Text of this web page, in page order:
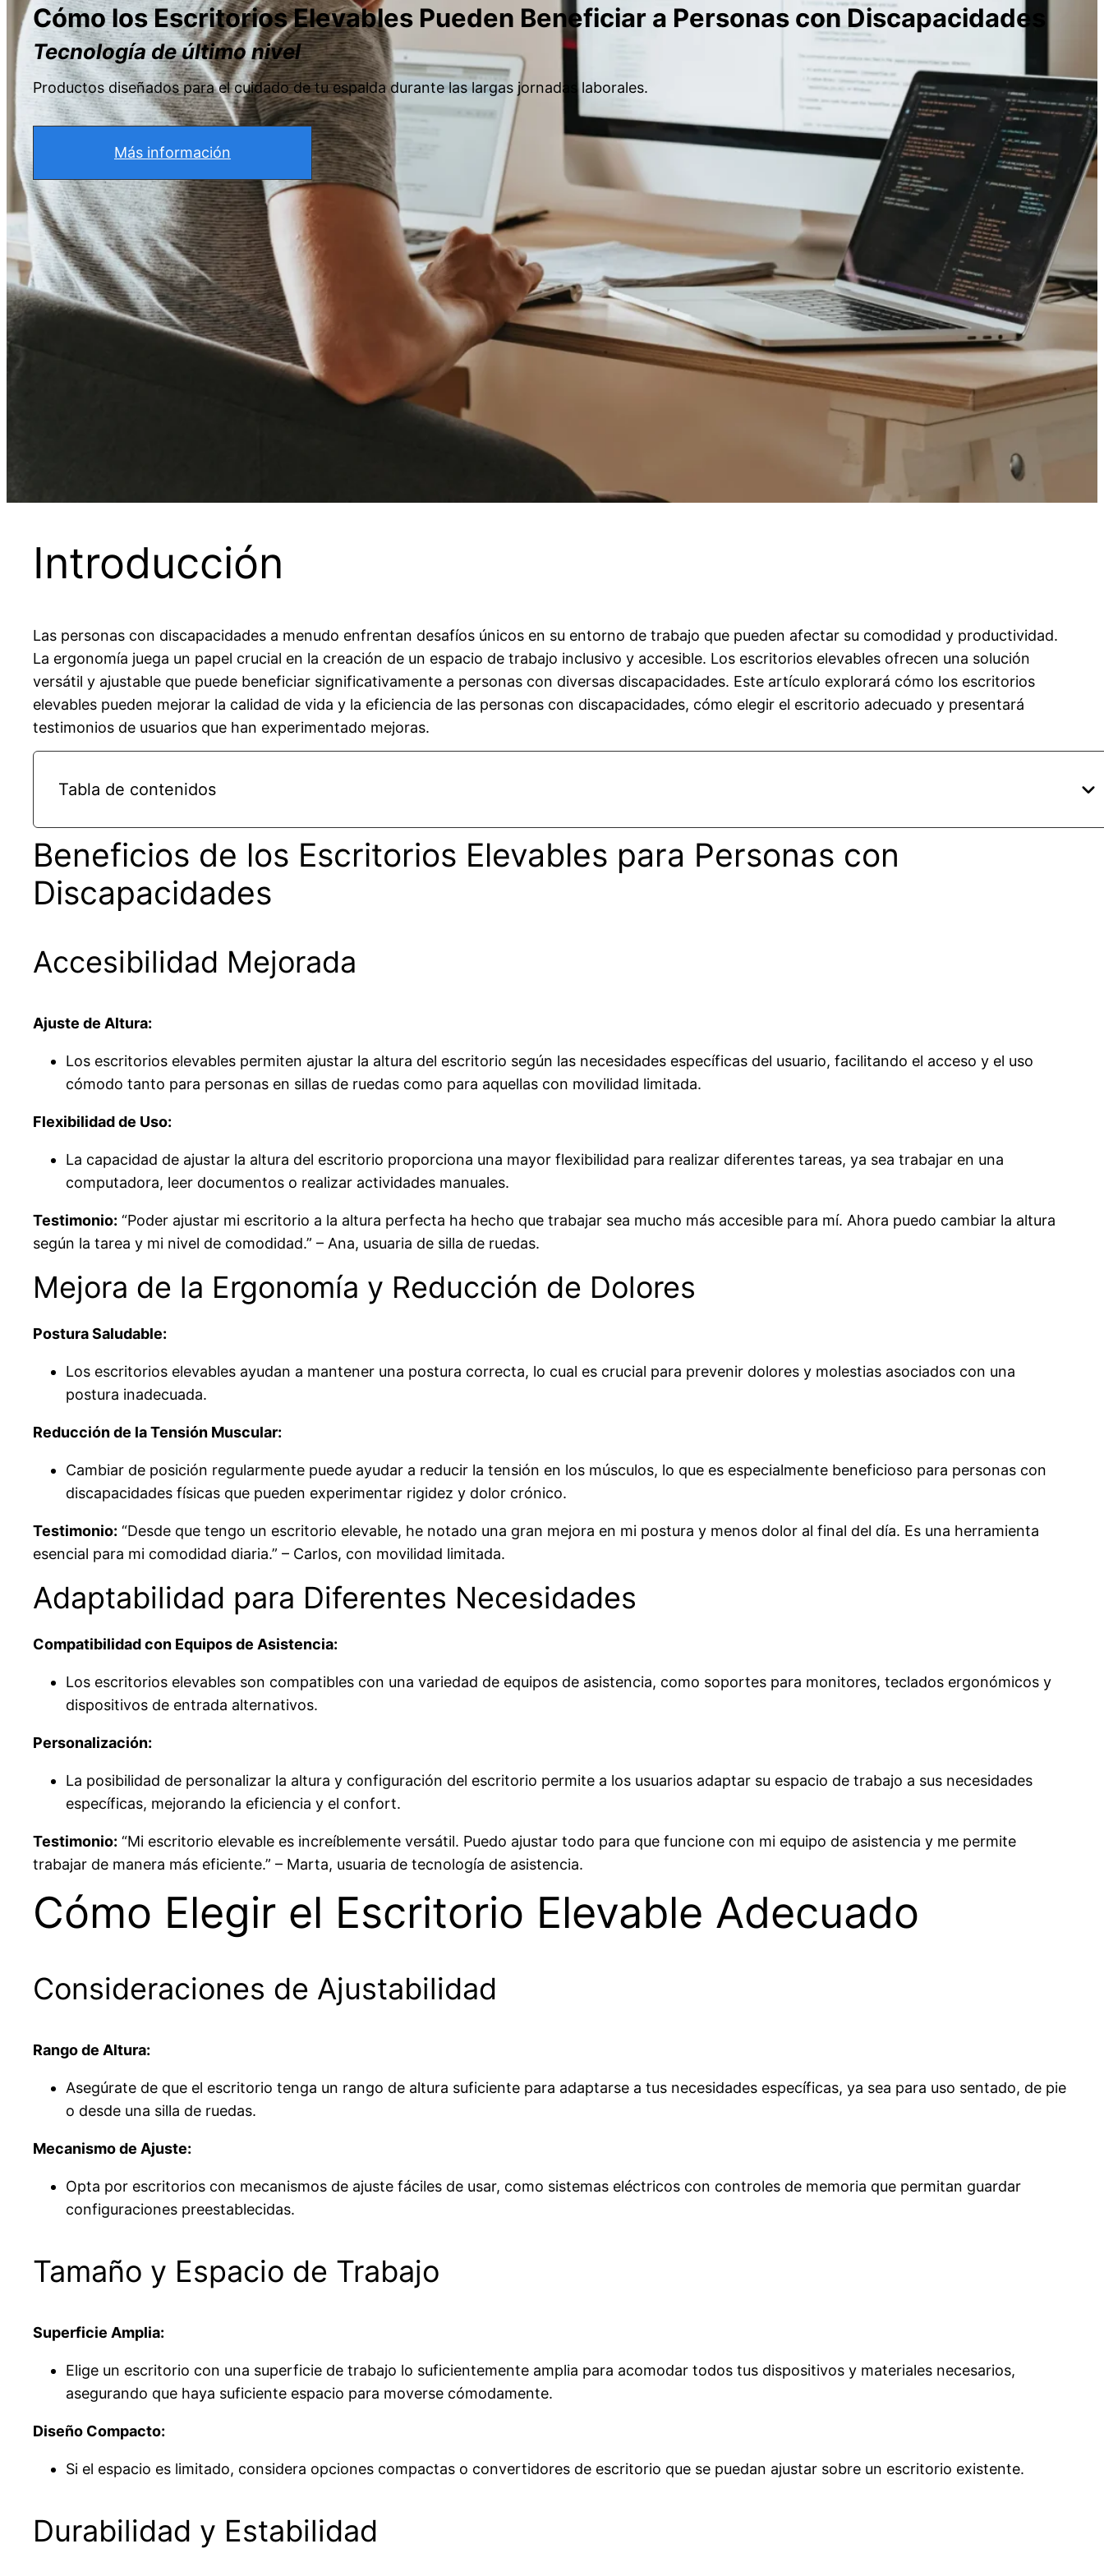
Cómo los Escritorios Elevables Pueden Beneficiar a Personas con Discapacidades
Tecnología de último nivel
Productos diseñados para el cuidado de tu espalda durante las largas jornadas laborales.
Más información
Introducción
Las personas con discapacidades a menudo enfrentan desafíos únicos en su entorno de trabajo que pueden afectar su comodidad y productividad.
La ergonomía juega un papel crucial en la creación de un espacio de trabajo inclusivo y accesible. Los escritorios elevables ofrecen una solución
versátil y ajustable que puede beneficiar significativamente a personas con diversas discapacidades. Este artículo explorará cómo los escritorios
elevables pueden mejorar la calidad de vida y la eficiencia de las personas con discapacidades, cómo elegir el escritorio adecuado y presentará
testimonios de usuarios que han experimentado mejoras.
Tabla de contenidos
Beneficios de los Escritorios Elevables para Personas con
Discapacidades
Accesibilidad Mejorada
Ajuste de Altura:
Los escritorios elevables permiten ajustar la altura del escritorio según las necesidades específicas del usuario, facilitando el acceso y el uso
cómodo tanto para personas en sillas de ruedas como para aquellas con movilidad limitada.
Flexibilidad de Uso:
La capacidad de ajustar la altura del escritorio proporciona una mayor flexibilidad para realizar diferentes tareas, ya sea trabajar en una
computadora, leer documentos o realizar actividades manuales.
Testimonio: “Poder ajustar mi escritorio a la altura perfecta ha hecho que trabajar sea mucho más accesible para mí. Ahora puedo cambiar la altura
según la tarea y mi nivel de comodidad.” – Ana, usuaria de silla de ruedas.
Mejora de la Ergonomía y Reducción de Dolores
Postura Saludable:
Los escritorios elevables ayudan a mantener una postura correcta, lo cual es crucial para prevenir dolores y molestias asociados con una
postura inadecuada.
Reducción de la Tensión Muscular:
Cambiar de posición regularmente puede ayudar a reducir la tensión en los músculos, lo que es especialmente beneficioso para personas con
discapacidades físicas que pueden experimentar rigidez y dolor crónico.
Testimonio: “Desde que tengo un escritorio elevable, he notado una gran mejora en mi postura y menos dolor al final del día. Es una herramienta
esencial para mi comodidad diaria.” – Carlos, con movilidad limitada.
Adaptabilidad para Diferentes Necesidades
Compatibilidad con Equipos de Asistencia:
Los escritorios elevables son compatibles con una variedad de equipos de asistencia, como soportes para monitores, teclados ergonómicos y
dispositivos de entrada alternativos.
Personalización:
La posibilidad de personalizar la altura y configuración del escritorio permite a los usuarios adaptar su espacio de trabajo a sus necesidades
específicas, mejorando la eficiencia y el confort.
Testimonio: “Mi escritorio elevable es increíblemente versátil. Puedo ajustar todo para que funcione con mi equipo de asistencia y me permite
trabajar de manera más eficiente.” – Marta, usuaria de tecnología de asistencia.
Cómo Elegir el Escritorio Elevable Adecuado
Consideraciones de Ajustabilidad
Rango de Altura:
Asegúrate de que el escritorio tenga un rango de altura suficiente para adaptarse a tus necesidades específicas, ya sea para uso sentado, de pie
o desde una silla de ruedas.
Mecanismo de Ajuste:
Opta por escritorios con mecanismos de ajuste fáciles de usar, como sistemas eléctricos con controles de memoria que permitan guardar
configuraciones preestablecidas.
Tamaño y Espacio de Trabajo
Superficie Amplia:
Elige un escritorio con una superficie de trabajo lo suficientemente amplia para acomodar todos tus dispositivos y materiales necesarios,
asegurando que haya suficiente espacio para moverse cómodamente.
Diseño Compacto:
Si el espacio es limitado, considera opciones compactas o convertidores de escritorio que se puedan ajustar sobre un escritorio existente.
Durabilidad y Estabilidad